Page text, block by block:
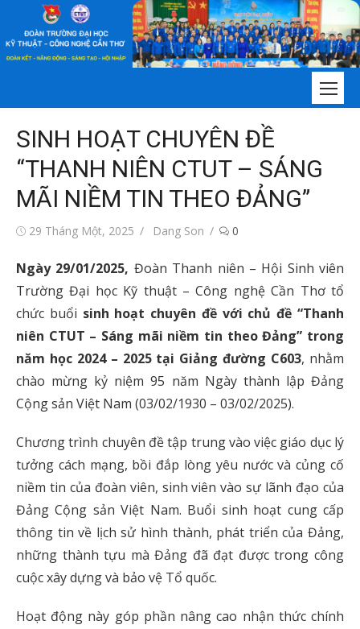
nội
SINH HOẠT CHUYÊN ĐỀ
“THANH NIÊN CTUT – SÁNG
MÃI NIỀM TIN THEO ĐẢNG”
Đăng29 Tháng Một, 2025
Tác
Dang Son 0
Ngày 29/01/2025, Đoàn Thanh niên – Hội Sinh viên
Trường Đại học Kỹ thuật – Công nghệ Cần Thơ tổ
chức buổi sinh hoạt chuyên đề với chủ đề “Thanh
niên CTUT – Sáng mãi niềm tin theo Đảng” trong
năm học 2024 – 2025 tại Giảng đường C603, nhằm
chào mừng kỷ niệm 95 năm Ngày thành lập Đảng
Cộng sản Việt Nam (03/02/1930 – 03/02/2025).
Chương trình chuyên đề tập trung vào việc giáo dục lý
tưởng cách mạng, bồi đắp lòng yêu nước và củng cố
niềm tin của đoàn viên, sinh viên vào sự lãnh đạo của
Đảng Cộng sản Việt Nam. Buổi sinh hoạt cung cấp
thông tin về lịch sử hình thành, phát triển của Đảng,
những thành tựu mà Đảng đã đạt được trong công
cuộc xây dựng và bảo vệ Tổ quốc.
Hoạt động này góp phần nâng cao nhận thức chính